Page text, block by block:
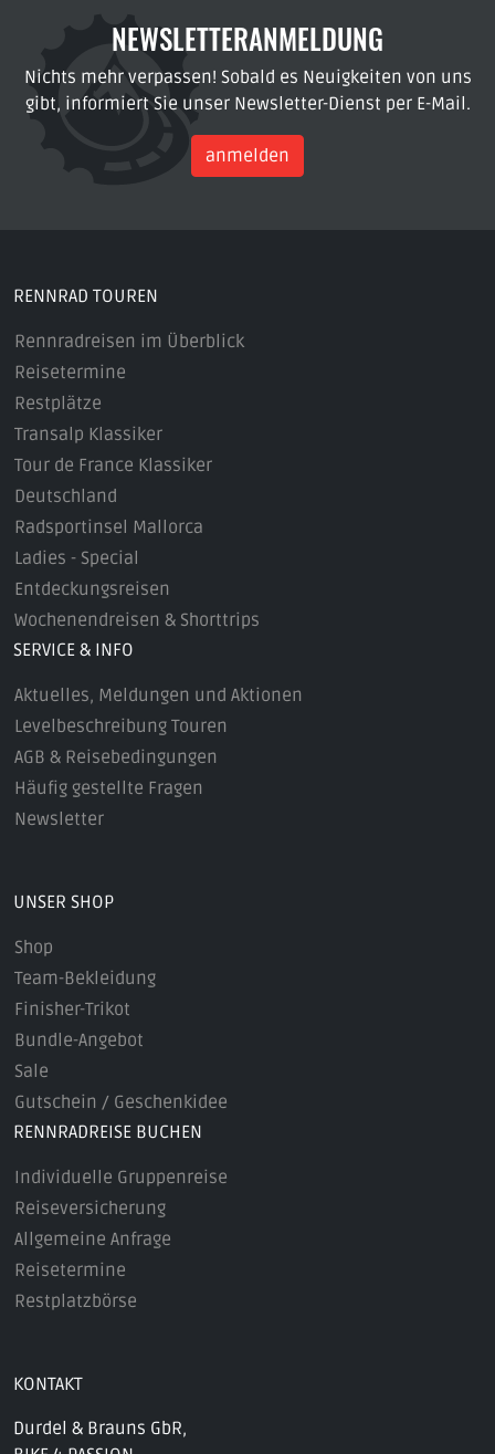
NEWSLETTERANMELDUNG
Nichts mehr verpassen! Sobald es Neuigkeiten von uns
gibt, informiert Sie unser Newsletter-Dienst per E-Mail.
anmelden
RENNRAD TOUREN
Rennradreisen im Überblick
Reisetermine
Restplätze
Transalp Klassiker
Tour de France Klassiker
Deutschland
Radsportinsel Mallorca
Ladies - Special
Entdeckungsreisen
Wochenendreisen & Shorttrips
SERVICE & INFO
Aktuelles, Meldungen und Aktionen
Levelbeschreibung Touren
AGB & Reisebedingungen
Häufig gestellte Fragen
Newsletter
UNSER SHOP
Shop
Team-Bekleidung
Finisher-Trikot
Bundle-Angebot
Sale
Gutschein / Geschenkidee
RENNRADREISE BUCHEN
Individuelle Gruppenreise
Reiseversicherung
Allgemeine Anfrage
Reisetermine
Restplatzbörse
KONTAKT
Durdel & Brauns GbR,